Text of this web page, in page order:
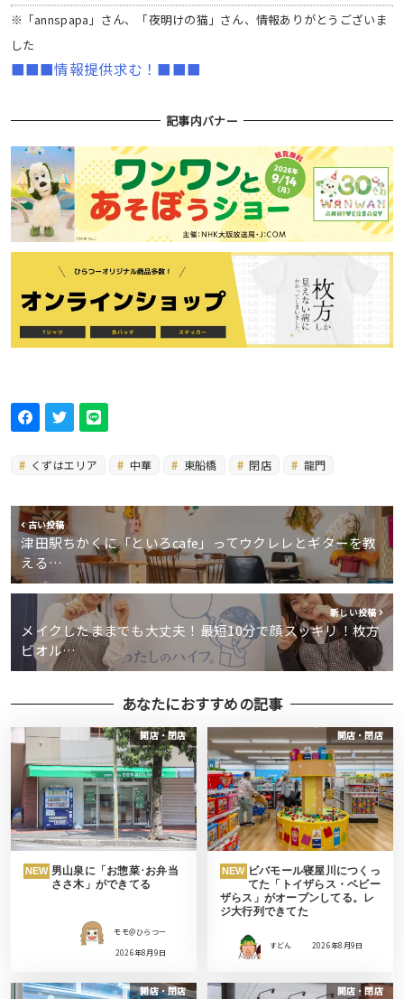
※「annspapa」さん、「夜明けの猫」さん、情報ありがとうございま
した
■■■情報提供求む！■■■
記事内バナー
くずはエリア 中華 東船橋 閉店 龍門
古い投稿
津田駅ちかくに「といろcafe」ってウクレレとギターを教
える…
新しい投稿
メイクしたままでも大丈夫！最短10分で顔スッキリ！枚方
ビオル…
あなたにおすすめの記事
開店・閉店
NEW 男山泉に「お惣菜･お弁当
ささ木」ができてる
モモ＠ひらつー
2026年8月9日
開店・閉店
NEW ビバモール寝屋川につくっ
てた「トイザらス・ベビー
ザらス」がオープンしてる。レ
ジ大行列できてた
すどん 2026年8月9日
開店・閉店 開店・閉店